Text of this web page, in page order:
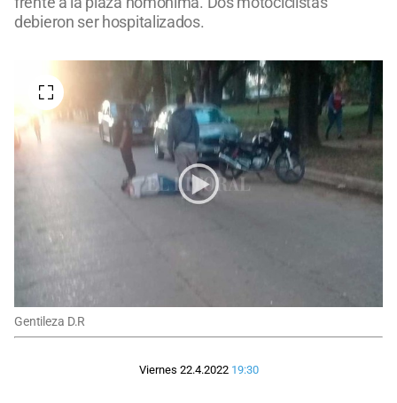
debieron ser hospitalizados.
Gentileza D.R
Viernes 22.4.2022 19:30